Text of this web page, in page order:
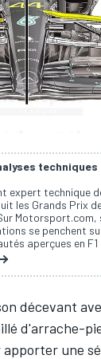
techniques
expert technique
les Grands Prix
Motorsport.com,
se penchent
aperçues en
décevant
d'arrache-
une